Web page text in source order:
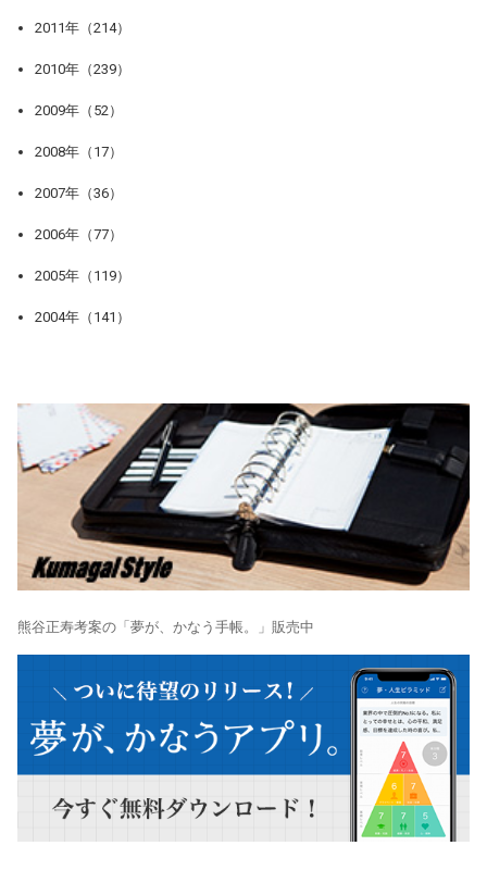
2011年（214）
2010年（239）
2009年（52）
2008年（17）
2007年（36）
2006年（77）
2005年（119）
2004年（141）
熊谷正寿考案の「夢が、かなう手帳。」販売中